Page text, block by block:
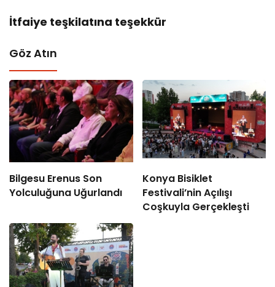
İtfaiye teşkilatına teşekkür
Göz Atın
Bilgesu Erenus Son
Yolculuğuna Uğurlandı
Konya Bisiklet
Festivali’nin Açılışı
Coşkuyla Gerçekleşti